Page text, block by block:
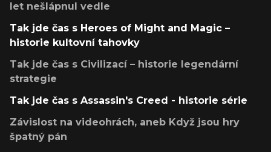
let nešlápnul vedle
Tak jde čas s Heroes of Might and Magic –
historie kultovní tahovky
Tak jde čas s Civilizací – historie legendární
strategie
Tak jde čas s Assassin's Creed - historie série
Závislost na videohrách, aneb Když jsou hry
špatný pán